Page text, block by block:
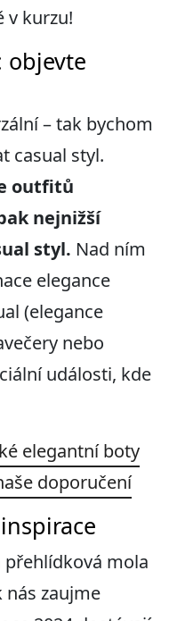
v kurzu!
objevte
– tak bychom
casual styl.
outfitů
nejnižší
styl. Nad ním
elegance
(elegance
nebo
události, kde
elegantní boty
doporučení
přehlídková mola
nás zaujme